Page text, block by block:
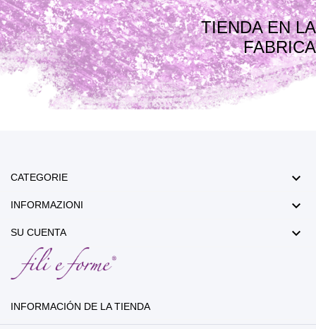
TIENDA EN LA
FABRICA
CATEGORIE 
INFORMAZIONI 
SU CUENTA 
INFORMACIÓN DE LA TIENDA